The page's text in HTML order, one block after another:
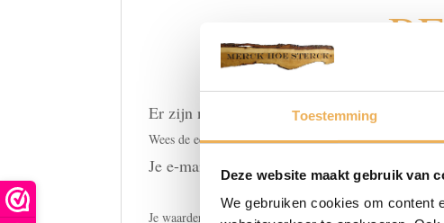
Toestemming
Deze website maakt gebruik van
We gebruiken cookies om content
Er zijn nog geen beoordelingen.
Wees de eerste om “staalwol 0, rol 1 kg” te beoordelen
Je e-mailadres wordt niet gepubliceerd.
Je waardering